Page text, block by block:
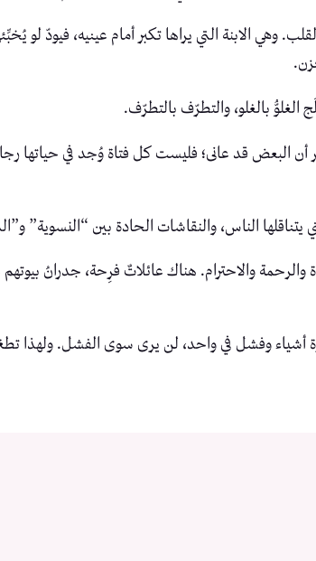
وهي الابنة التي يراها تكبر أمام عينيه، فيودّ لو
بالغلو، والتطرّف بالتطرّف.
أن البعض قد عانى؛ فليست كل فتاة وُجد في حياتها
الناس، والنقاشات الحادة بين “النسوية”
والاحترام. هناك عائلاتٌ فرِحة، جدرانُ
أشياء وفشل في واحد، لن يرى سوى الفشل. ولهذا